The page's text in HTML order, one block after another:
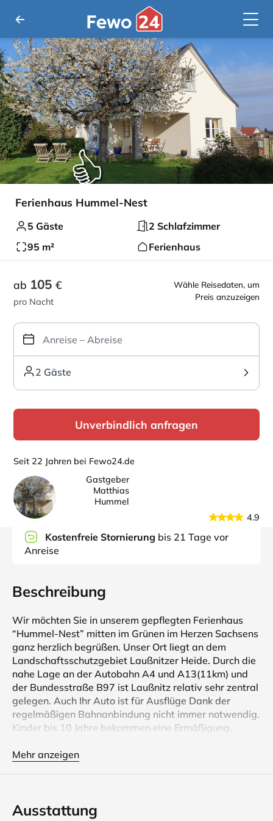
Ferienhaus Hummel-Nest
5 Gäste
2 Schlafzimmer
95 m²
Ferienhaus
Wähle Reisedaten, um
Preis anzuzeigen
ab 105 €
pro Nacht
2 Gäste
Unverbindlich anfragen
Seit 22 Jahren bei Fewo24.de
Gastgeber
Matthias
Hummel
4.9
Kostenfreie Stornierung bis 21 Tage vor
Anreise
Beschreibung
Wir möchten Sie in unserem gepflegten Ferienhaus
“Hummel-Nest” mitten im Grünen im Herzen Sachsens
ganz herzlich begrüßen. Unser Ort liegt an dem
Landschaftsschutzgebiet Laußnitzer Heide. Durch die
nahe Lage an der Autobahn A4 und A13(11km) und
der Bundesstraße B97 ist Laußnitz relativ sehr zentral
gelegen. Auch Ihr Auto ist für Ausflüge Dank der
regelmäßigen Bahnanbindung nicht immer notwendig.
Kinder bis 10 Jahre bekommen eine Ermäßigung.
mit einem Kinderbettch und einem Hochstuhl gedacht.
breite Auswahl an aktuellem Prospektmaterial. Die
Mehr anzeigen
Ausstattung